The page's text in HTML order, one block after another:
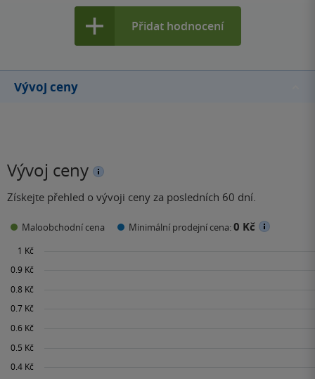
Přidat hodnocení
Vývoj ceny
Vývoj ceny
Získejte přehled o vývoji ceny za posledních 60 dní.
Maloobchodní cena Minimální prodejní cena:0 Kč